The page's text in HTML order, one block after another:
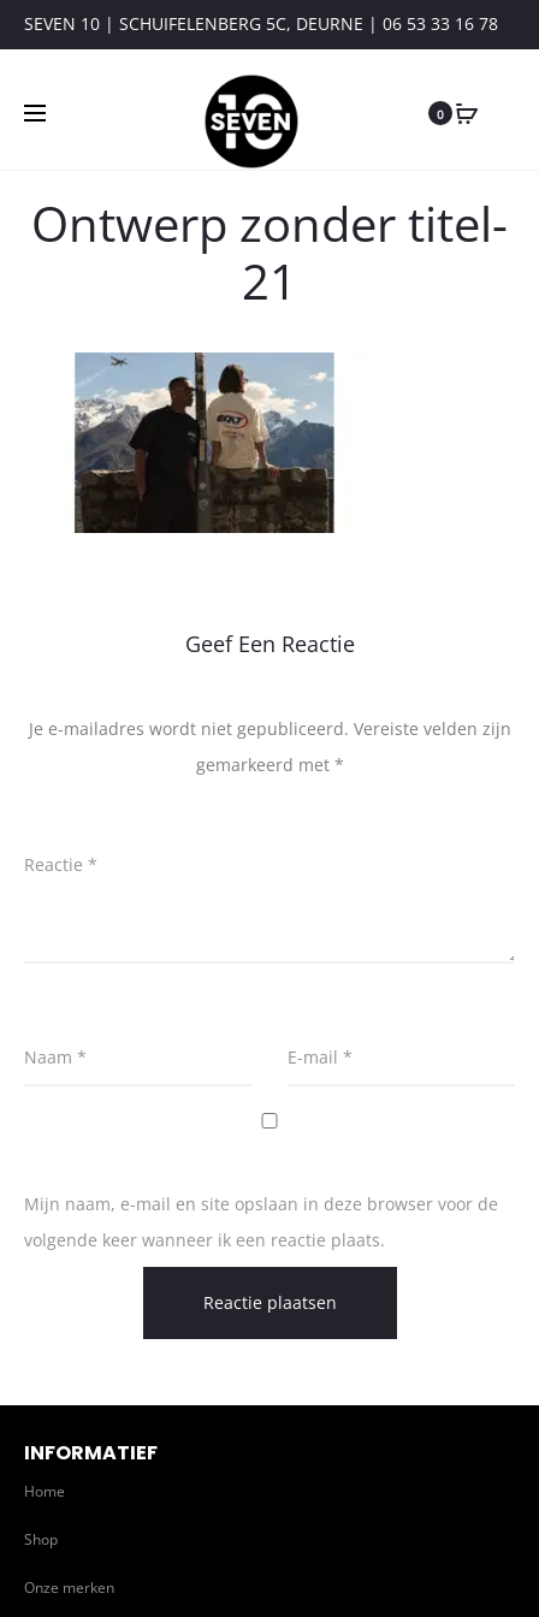
SEVEN 10 | SCHUIFELENBERG 5C, DEURNE | 06 53 33 16 78
0
Ontwerp zonder titel-
21
Geef Een Reactie
Je e-mailadres wordt niet gepubliceerd. Vereiste velden zijn
gemarkeerd met *
Reactie *
Naam * E-mail *
Mijn naam, e-mail en site opslaan in deze browser voor de
volgende keer wanneer ik een reactie plaats.
INFORMATIEF
Home
Shop
Onze merken